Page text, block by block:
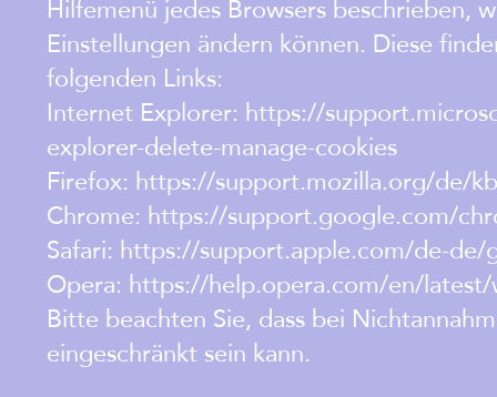
Einstellungen ändern können. Diese
folgenden Links:
Internet Explorer: https://
explorer-delete-manage-cookies
Firefox: https://support.mozilla.org/de/
Chrome: https://support.google.com/
Safari: https://support.apple.com/de-
Opera: https://help.opera.com/en/
Bitte beachten Sie, dass bei
eingeschränkt sein kann.